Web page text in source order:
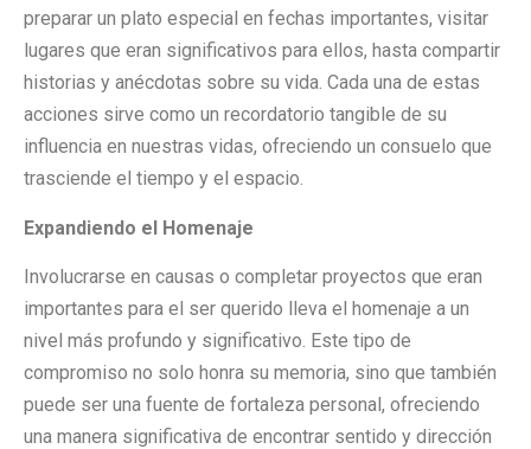
preparar un plato especial en fechas importantes, visitar
lugares que eran significativos para ellos, hasta compartir
historias y anécdotas sobre su vida. Cada una de estas
acciones sirve como un recordatorio tangible de su
influencia en nuestras vidas, ofreciendo un consuelo que
trasciende el tiempo y el espacio.
Expandiendo el Homenaje
Involucrarse en causas o completar proyectos que eran
importantes para el ser querido lleva el homenaje a un
nivel más profundo y significativo. Este tipo de
compromiso no solo honra su memoria, sino que también
puede ser una fuente de fortaleza personal, ofreciendo
una manera significativa de encontrar sentido y dirección